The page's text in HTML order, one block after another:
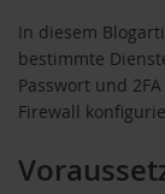
In diesem
bestimmte
Passwort und
Firewall